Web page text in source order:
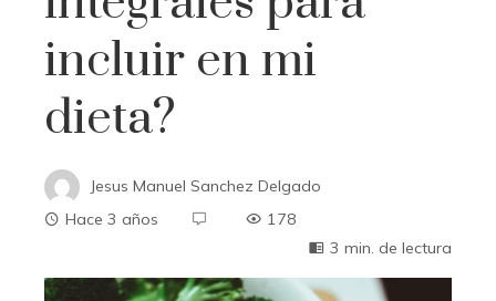
incluir en mi
dieta?
Jesus Manuel Sanchez Delgado
Hace 3 años
178
3 min. de lectura